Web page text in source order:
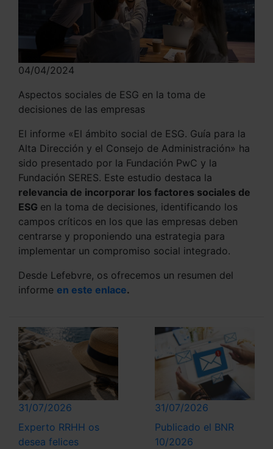
04/04/2024
Aspectos sociales de ESG en la toma de
decisiones de las empresas
El informe «El ámbito social de ESG. Guía para la
Alta Dirección y el Consejo de Administración» ha
sido presentado por la Fundación PwC y la
Fundación SERES. Este estudio destaca la
relevancia de incorporar los factores sociales de
ESG en la toma de decisiones, identificando los
campos críticos en los que las empresas deben
centrarse y proponiendo una estrategia para
implementar un compromiso social integrado.
Desde Lefebvre, os ofrecemos un resumen del
informe en este enlace.
31/07/2026
Experto RRHH os
desea felices
31/07/2026
Publicado el BNR
10/2026